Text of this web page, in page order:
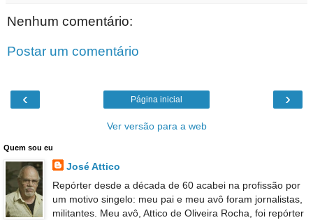
Nenhum comentário:
Postar um comentário
‹ ›
Página inicial
Ver versão para a web
Quem sou eu
José Attico
Repórter desde a década de 60 acabei na profissão por
um motivo singelo: meu pai e meu avô foram jornalistas,
militantes. Meu avô, Attico de Oliveira Rocha, foi repórter